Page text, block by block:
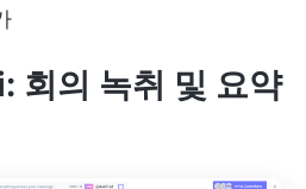
의 녹취 및 요약